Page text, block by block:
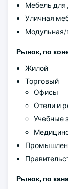
Мебель для
Уличная
Модульная/
Рынок, по
Жилой
Торговый
Офисы
Отели и
Учебные
Рынок, по